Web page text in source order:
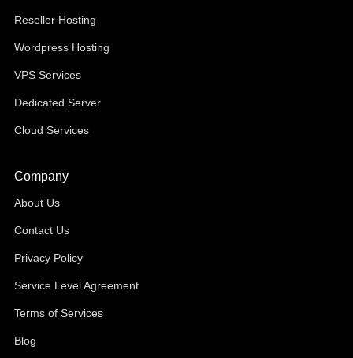
Reseller Hosting
Wordpress Hosting
VPS Services
Dedicated Server
Cloud Services
Company
About Us
Contact Us
Privacy Policy
Service Level Agreement
Terms of Services
Blog